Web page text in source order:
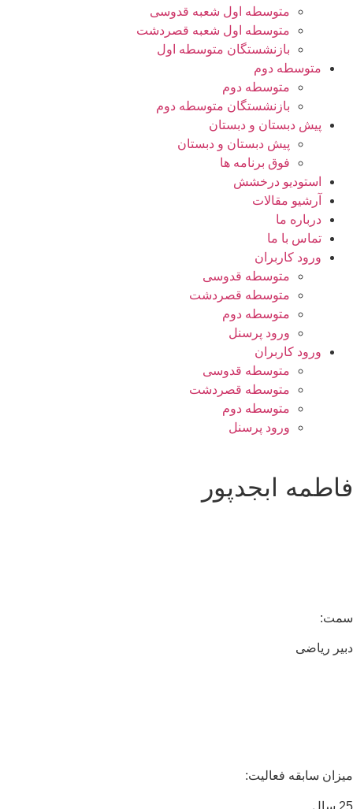
متوسطه اول شعبه قدوسی
متوسطه اول شعبه قصردشت
بازنشستگان متوسطه اول
متوسطه دوم
متوسطه دوم
بازنشستگان متوسطه دوم
پیش دبستان و دبستان
پیش دبستان و دبستان
فوق برنامه ها
استودیو درخشش
آرشیو مقالات
درباره ما
تماس با ما
ورود کاربران
متوسطه قدوسی
متوسطه قصردشت
متوسطه دوم
ورود پرسنل
ورود کاربران
متوسطه قدوسی
متوسطه قصردشت
متوسطه دوم
ورود پرسنل
ابجدپور
ریاضی
سابقه فعالیت: